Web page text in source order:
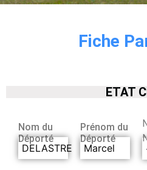
Fiche
ETAT
Nom du
Déporté
DELASTRE
Prénom du
Déporté
Marcel